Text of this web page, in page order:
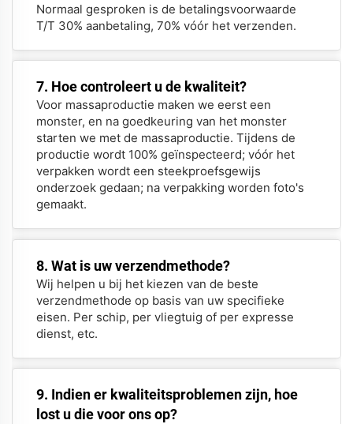
Normaal gesproken is de betalingsvoorwaarde
T/T 30% aanbetaling, 70% vóór het verzenden.
7. Hoe controleert u de kwaliteit?
Voor massaproductie maken we eerst een
monster, en na goedkeuring van het monster
starten we met de massaproductie. Tijdens de
productie wordt 100% geïnspecteerd; vóór het
verpakken wordt een steekproefsgewijs
onderzoek gedaan; na verpakking worden foto's
gemaakt.
8. Wat is uw verzendmethode?
Wij helpen u bij het kiezen van de beste
verzendmethode op basis van uw specifieke
eisen. Per schip, per vliegtuig of per expresse
dienst, etc.
9. Indien er kwaliteitsproblemen zijn, hoe
lost u die voor ons op?